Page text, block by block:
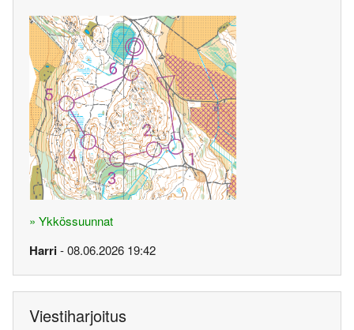
» Ykkössuunnat
Harri- 08.06.2026 19:42
Viestiharjoitus